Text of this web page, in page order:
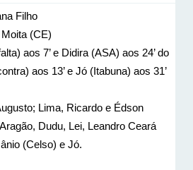
Filho
(CE)
aos 7’ e Didira (ASA) aos 24’ do
aos 13’ e Jó (Itabuna) aos 31’
Lima, Ricardo e Édson
Dudu, Lei, Leandro Ceará
(Celso) e Jó.